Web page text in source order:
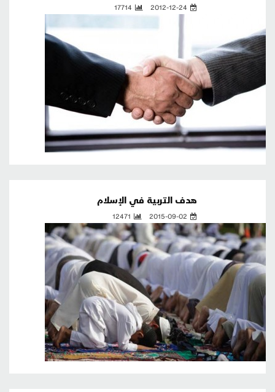
2012-12-24
17714
هدف التربية في الإسلام
2015-09-02
12471